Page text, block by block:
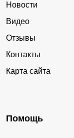
Новости
Видео
Отзывы
Контакты
Карта сайта
Помощь